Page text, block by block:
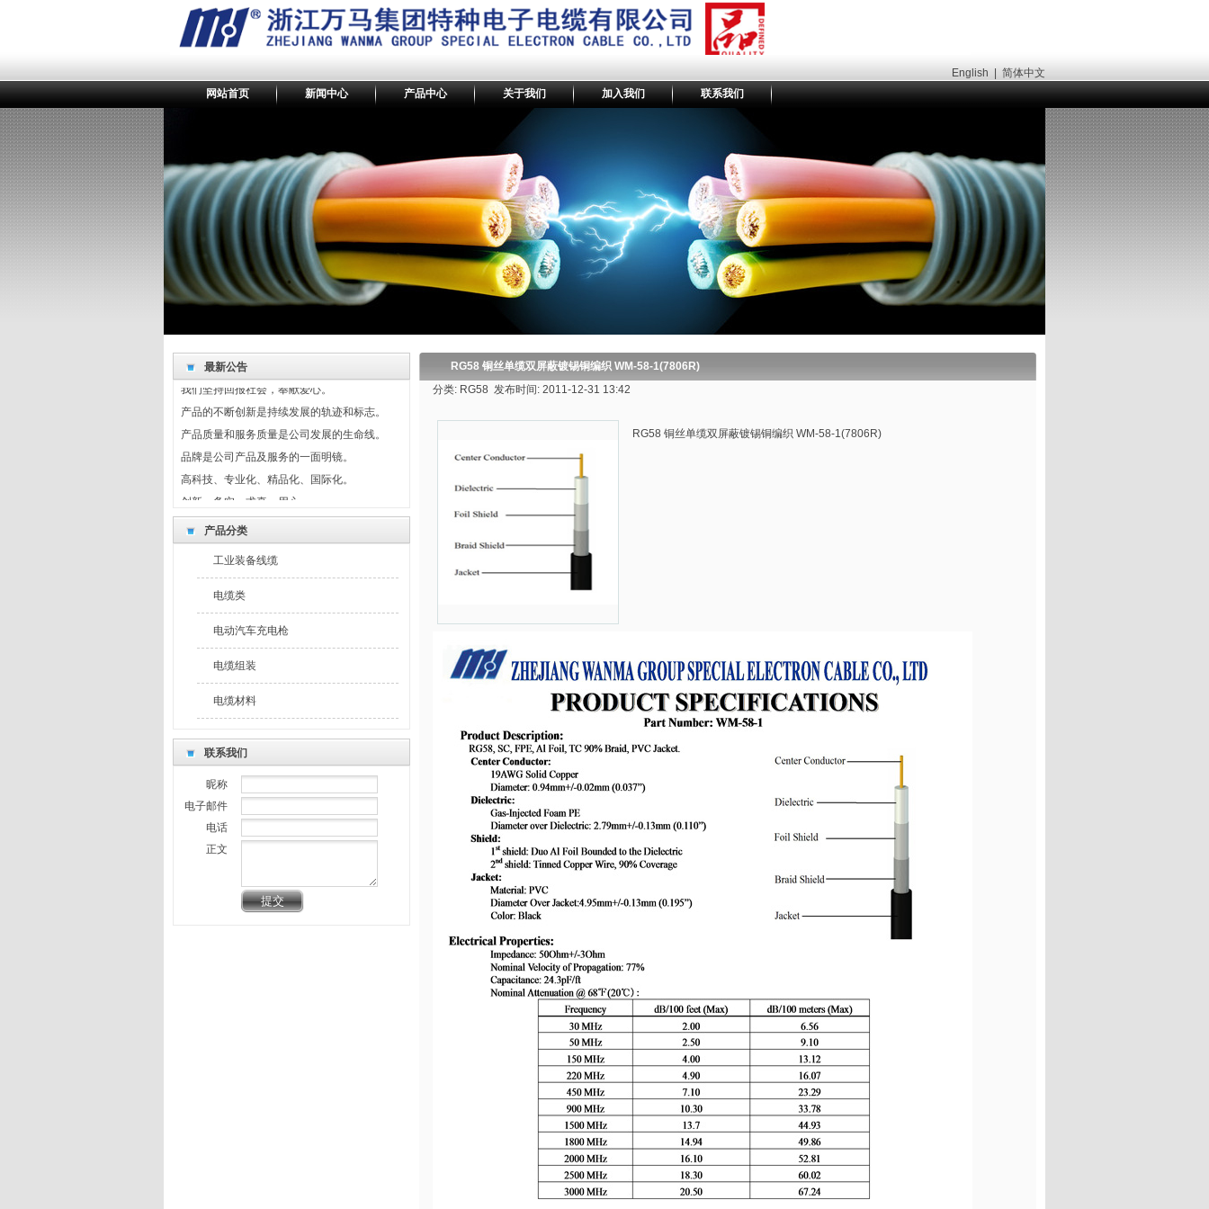
English
简体中文
网站首页
新闻中心 产品中心 关于我们 加入我们 联系我们
最新公告
最新公告
我们坚持回报社会，奉献爱心。
制度共守、风险共担、利益共享。
最新公告
我们坚持回报社会，奉献爱心。
产品的不断创新是持续发展的轨迹和标志。
产品质量和服务质量是公司发展的生命线。
品牌是公司产品及服务的一面明镜。
高科技、专业化、精品化、国际化。
创新、务实、求真、用心。
制度共守、风险共担、利益共享。
产品分类
工业装备线缆
电缆类
电动汽车充电枪
电缆组装
电缆材料
联系我们
昵称
电子邮件
电话
正文
RG58 铜丝单缆双屏蔽镀锡铜编织 WM-58-1(7806R)
分类: RG58 发布时间: 2011-12-31 13:42
RG58 铜丝单缆双屏蔽镀锡铜编织 WM-58-1(7806R)